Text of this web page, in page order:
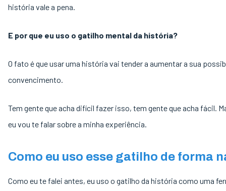
história vale a pena.
E por que eu uso o gatilho mental da história?
O fato é que usar uma história vai tender a aumentar a sua
convencimento.
Tem gente que acha difícil fazer isso, tem gente que acha fácil.
eu vou te falar sobre a minha experiência.
Como eu uso esse gatilho de forma
Como eu te falei antes, eu uso o gatilho da história como uma